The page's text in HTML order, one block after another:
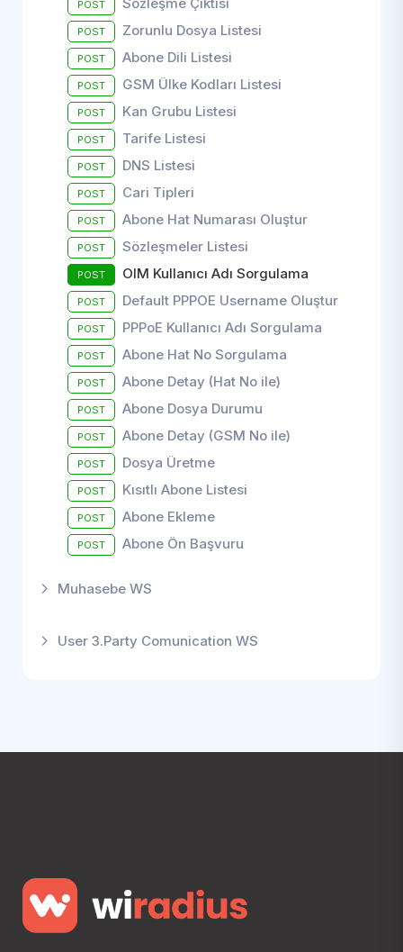
POST
POST Zorunlu Dosya Listesi
POST Abone Dili Listesi
POST GSM Ülke Kodları Listesi
POST Kan Grubu Listesi
POST Tarife Listesi
POST DNS Listesi
POST Cari Tipleri
POST Abone Hat Numarası Oluştur
POST Sözleşmeler Listesi
POST OIM Kullanıcı Adı Sorgulama
POST Default PPPOE Username Oluştur
POST PPPoE Kullanıcı Adı Sorgulama
POST Abone Hat No Sorgulama
POST Abone Detay (Hat No ile)
POST Abone Dosya Durumu
POST Abone Detay (GSM No ile)
POST Dosya Üretme
POST Kısıtlı Abone Listesi
POST Abone Ekleme
POST Abone Ön Başvuru
Muhasebe WS
User 3.Party Comunication WS